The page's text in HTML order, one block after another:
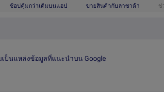
ช้อปคุ้มกว่าเดิมบนแอป ขายสินค้ากับลาซาด้า ช่
เป็นแหล่งข้อมูลที่แนะนำบน Google